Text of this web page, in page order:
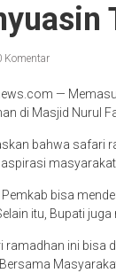
Komentar
news.com —
di Masjid Nurul
bahwa safari
masyarakat.
Pemkab bisa
itu, Bupati
ramadhan ini